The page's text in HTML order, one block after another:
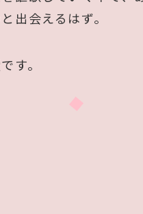
出会えるはず。
す。